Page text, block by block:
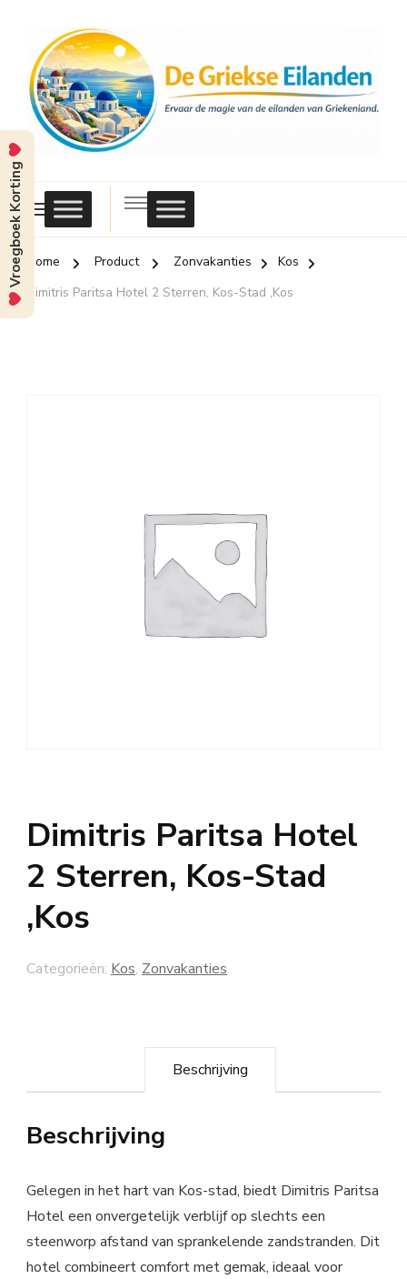
Griekse
Eilanden
Home Product Zonvakanties
Kos
Dimitris Paritsa Hotel 2 Sterren, Kos-Stad ,Kos
Dimitris Paritsa Hotel
2 Sterren, Kos-Stad
,Kos
Categorieën: Kos, Zonvakanties
Beschrijving
Beschrijving
Gelegen in het hart van Kos-stad, biedt Dimitris Paritsa
Hotel een onvergetelijk verblijf op slechts een
steenworp afstand van sprankelende zandstranden. Dit
hotel combineert comfort met gemak, ideaal voor
Vroegboek Korting